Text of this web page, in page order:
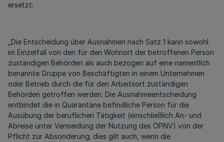
ersetzt:
„Die Entscheidung über Ausnahmen nach Satz 1 kann sowohl
im Einzelfall von den für den Wohnort der betroffenen Person
zuständigen Behörden als auch bezogen auf eine namentlich
benannte Gruppe von Beschäftigten in einem Unternehmen
oder Betrieb durch die für den Arbeitsort zuständigen
Behörden getroffen werden. Die Ausnahmeentscheidung
entbindet die in Quarantäne befindliche Person für die
Ausübung der beruflichen Tätigkeit (einschließlich An- und
Abreise unter Vermeidung der Nutzung des ÖPNV) von der
Pflicht zur Absonderung; dies gilt auch, wenn die